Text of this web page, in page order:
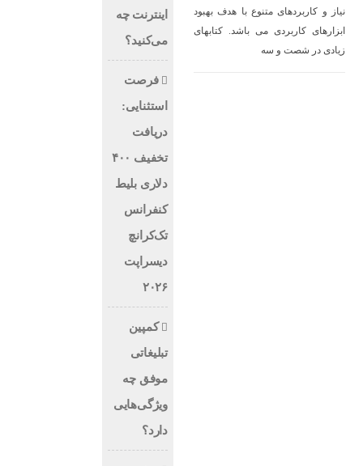
نیاز و کاربردهای متنوع با هدف بهبود
ابزارهای کاربردی می باشد. کتابهای
زیادی در شصت و سه
اینترنت چه
می‌کنید؟
فرصت
استثنایی:
دریافت
تخفیف ۴۰۰
دلاری بلیط
کنفرانس
تک‌کرانچ
دیسراپت
۲۰۲۶
کمپین
تبلیغاتی
موفق چه
ویژگی‌هایی
دارد؟